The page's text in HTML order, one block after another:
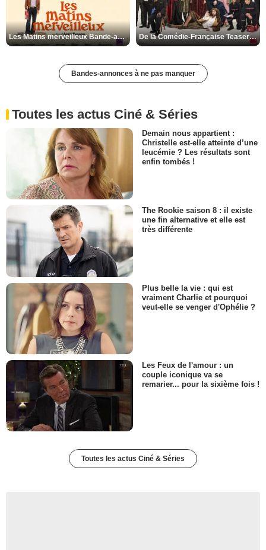
Les Matins merveilleux Bande-annonce VF De la Comédie-Française Teaser VF
Bandes-annonces à ne pas manquer
Toutes les actus Ciné & Séries
Demain nous appartient :
Christelle est-elle atteinte d’une
leucémie ? Les résultats sont
enfin tombés !
The Rookie saison 8 : il existe
une fin alternative et elle est
très différente
Plus belle la vie : qui est
vraiment Charlie et pourquoi
veut-elle se venger d'Ophélie ?
Les Feux de l'amour : un
couple iconique va se
remarier... pour la sixième fois !
Toutes les actus Ciné & Séries